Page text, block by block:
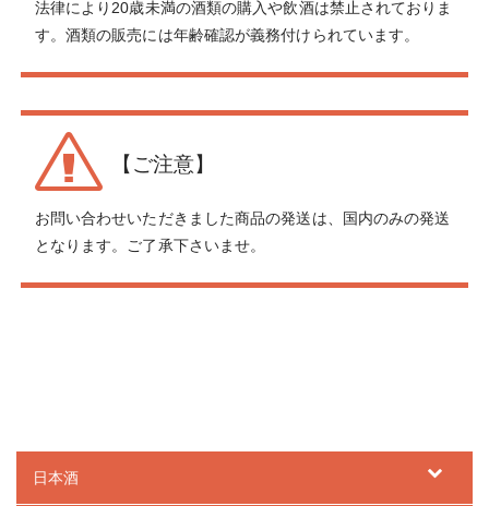
法律により20歳未満の酒類の購入や飲酒は禁止されておりま
す。酒類の販売には年齢確認が義務付けられています。
【ご注意】
お問い合わせいただきました商品の発送は、国内のみの発送
となります。ご了承下さいませ。
日本酒